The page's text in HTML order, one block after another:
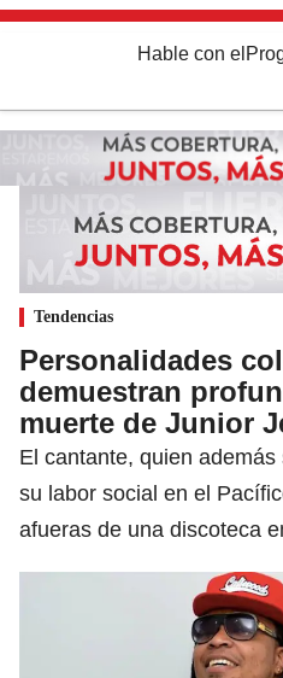
Hable con el
Tendencias
Personalidades
demuestran
muerte de Junior
El cantante, quien
su labor social en el
afueras de una discoteca